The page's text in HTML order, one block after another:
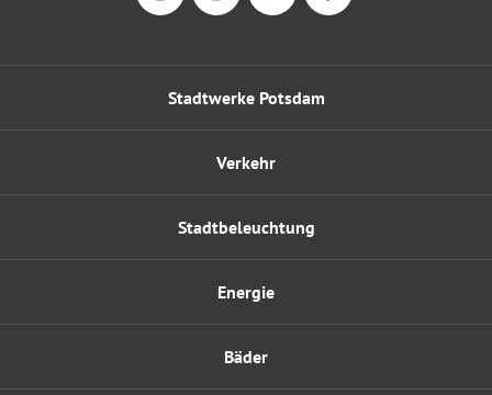
Stadtwerke Potsdam
Energie
Verkehr
Bäder
Stadtbeleuchtung